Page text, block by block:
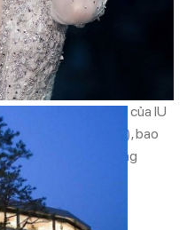
giá trị tài sản của IU
1,12 nghìn tỷ đồng), bao
xuất và các hợp đồng